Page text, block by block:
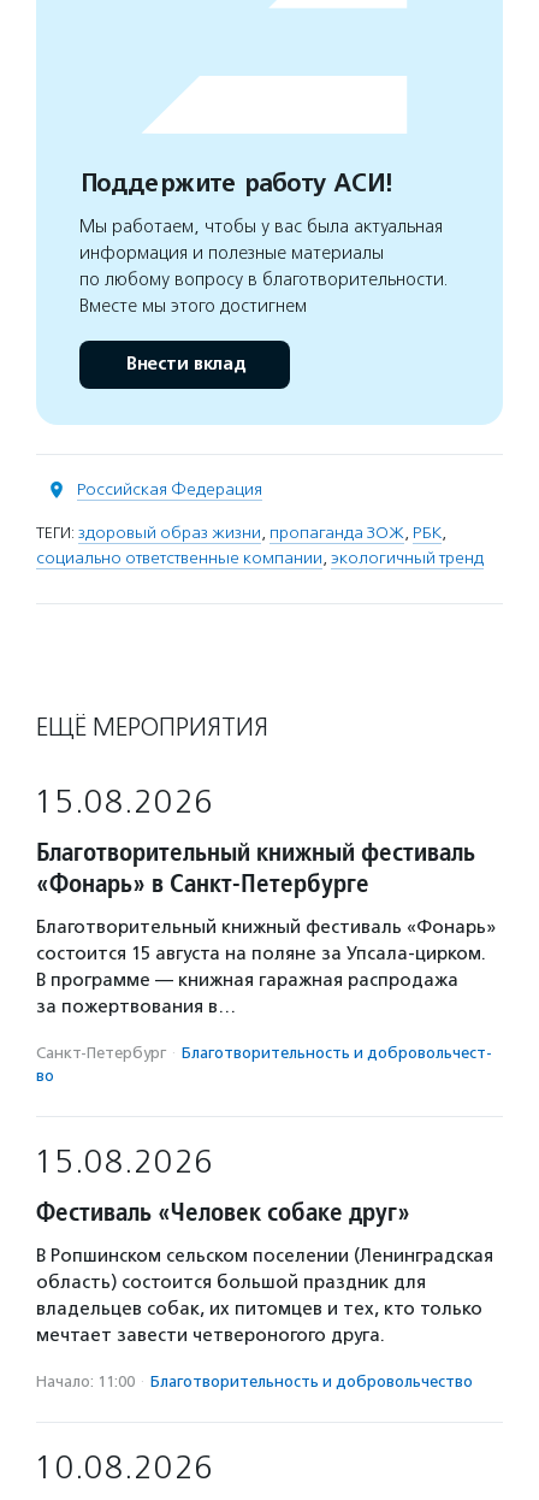
Поддержите работу АСИ!
Мы работаем, чтобы у вас была актуальная
информация и полезные материалы
по любому вопросу в благотворительности.
Вместе мы этого достигнем
Внести вклад
Российская Федерация
ТЕГИ: здоровый образ жизни, пропаганда ЗОЖ, РБК,
социально ответственные компании, экологичный тренд
ЕЩЁ МЕРОПРИЯТИЯ
15.08.2026
Благотворительный книжный фестиваль
«Фонарь» в Санкт-Петербурге
Благотворительный книжный фестиваль «Фонарь»
состоится 15 августа на поляне за Упсала-цирком.
В программе — книжная гаражная распродажа
за пожертвования в…
Санкт-Петербург · Благотвори­тель­ность и доброволь­чест­
во
15.08.2026
Фестиваль «Человек собаке друг»
В Ропшинском сельском поселении (Ленинградская
область) состоится большой праздник для
владельцев собак, их питомцев и тех, кто только
мечтает завести четвероногого друга.
Начало: 11:00 · Благотвори­тель­ность и доброволь­чест­во
10.08.2026